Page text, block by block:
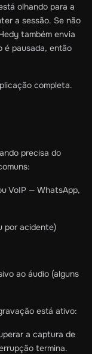
olhando para a
a sessão. Se não
também envia
é pausada, então
completa.
precisa do
VoIP — WhatsApp,
por acidente)
ao áudio (alguns
está ativo:
a captura de
termina.